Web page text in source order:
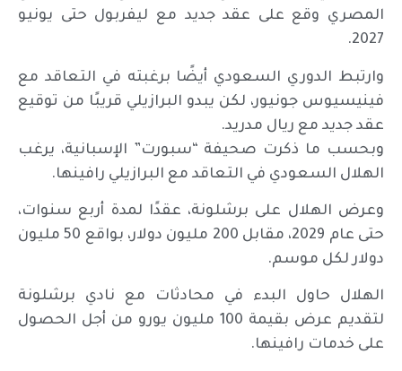
المصري وقع على عقد جديد مع ليفربول حتى يونيو
2027.
وارتبط الدوري السعودي أيضًا برغبته في التعاقد مع
فينيسيوس جونيور، لكن يبدو البرازيلي قريبًا من توقيع
عقد جديد مع ريال مدريد.
وبحسب ما ذكرت صحيفة “سبورت” الإسبانية، يرغب
الهلال السعودي في التعاقد مع البرازيلي رافينها.
وعرض الهلال على برشلونة، عقدًا لمدة أربع سنوات،
حتى عام 2029، مقابل 200 مليون دولار، بواقع 50 مليون
دولار لكل موسم.
الهلال حاول البدء في محادثات مع نادي برشلونة
لتقديم عرض بقيمة 100 مليون يورو من أجل الحصول
على خدمات رافينها.